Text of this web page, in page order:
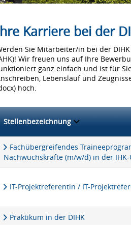
Karriere bei der
Sie Mitarbeiter/in bei der
Wir freuen uns auf Ihre
ganz einfach und ist für
Lebenslauf und
hoch.
Stellenbezeichnung
Fachübergreifendes
Nachwuchskräfte (m/w/d) in der
IT-Projektreferentin / IT-
Praktikum in der DIHK